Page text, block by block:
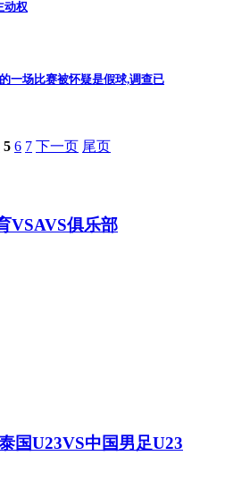
动权
一场比赛被怀疑是假球,调查已
5 6 7 下一页 尾页
VSAVS俱乐部
国U23VS中国男足U23